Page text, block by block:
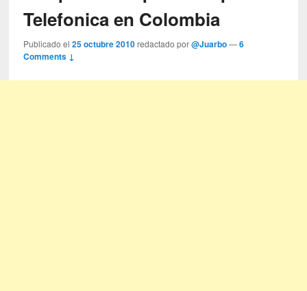
Telefonica en Colombia
Publicado el25 octubre 2010 redactado por@Juarbo —6
Comments ↓